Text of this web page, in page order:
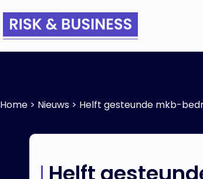
Home > Nieuws > Helft gesteunde mkb-